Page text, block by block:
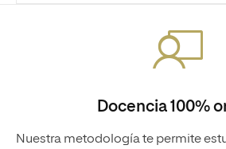
Docencia 100%
Nuestra metodología te permite